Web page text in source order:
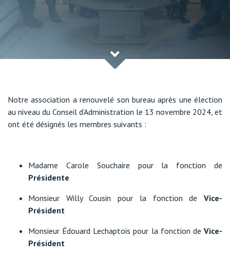
Notre association a renouvelé son bureau après une élection
au niveau du Conseil d’Administration le 13 novembre 2024, et
ont été désignés les membres suivants :
Madame Carole Souchaire pour la fonction de
Présidente
Monsieur Willy Cousin pour la fonction de Vice-
Président
Monsieur Édouard Lechaptois pour la fonction de Vice-
Président